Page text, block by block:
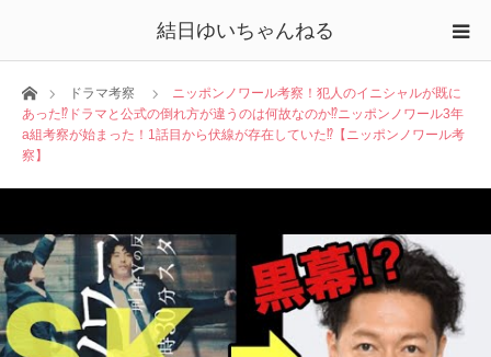
結日ゆいちゃんねる
ホームドラマ考察
ニッポンノワール考察！犯人のイニシャルが既に
あった⁉︎ドラマと公式の倒れ方が違うのは何故なのか⁉︎ニッポンノワール3年
a組考察が始まった！1話目から伏線が存在していた⁉︎【ニッポンノワール考
察】